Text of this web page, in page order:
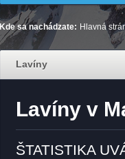
Kde sa nachádzate: Hlavná
Lavíny
Lavíny v
ŠTATISTIKA